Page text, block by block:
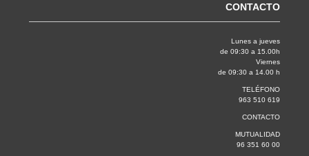
CONTACTO
Lunes a jueves
de 09:30 a 15.00h
Viernes
de 09:30 a 14.00 h
TELÉFONO
963 510 619
CONTACTO
MUTUALIDAD
96 351 60 00